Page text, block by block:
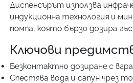
Диспенсърът използва
индукционна технология и
помпа, която бързо дозира
Ключови
Безконтактно дозиране с
Спестява вода и сапун чрез